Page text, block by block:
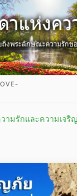
ามรักและความเจริ